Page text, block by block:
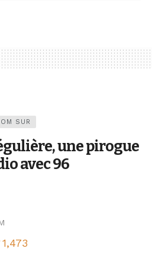
SUR
une pirogue
avec 96
1,473